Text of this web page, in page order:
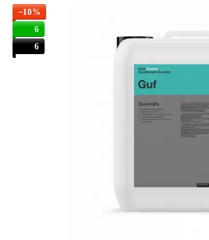
−10%
6
6